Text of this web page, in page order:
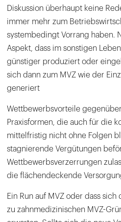
Diskussion überhaupt keine
immer mehr zum
systembedingt Vorrang haben.
Aspekt, dass im sonstigen
günstiger produziert oder
sich dann zum MVZ wie der
generiert
Wettbewerbsvorteile
Praxisformen, die auch für die
mittelfristig nicht ohne Folgen
stagnierende Vergütungen
Wettbewerbsverzerrungen
die flächendeckende
Ein Run auf MVZ oder dass
zu zahnmedizinischen MVZ-